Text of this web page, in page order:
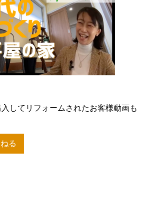
してリフォームされたお客様動画も
る